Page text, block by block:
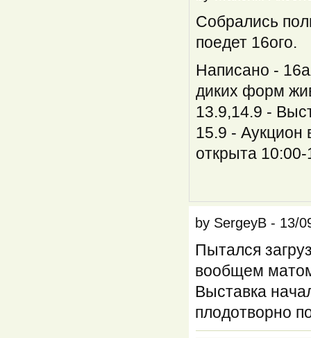
Собрались
поедет 16ого.
Написано -
диких форм
13.9,14.9 -
15.9 - Аукцион
открыта 10:00-
by SergeyB - 13/
Пытался
вообщем
Выставка
плодотворно